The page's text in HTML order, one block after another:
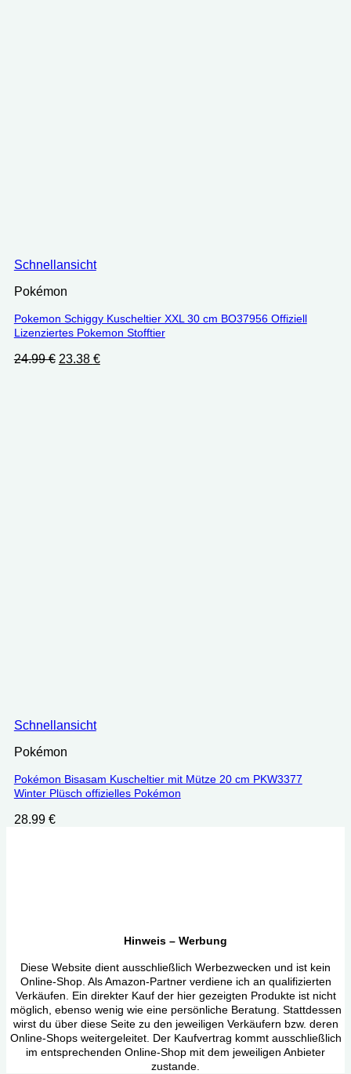
Schnellansicht
Pokémon
Pokemon Schiggy Kuscheltier XXL 30 cm ‎BO37956 Offiziell
Lizenziertes Pokemon Stofftier
24.99€ Ursprünglicher
23.38 €Aktueller
Schnellansicht
Pokémon
Pokémon Bisasam Kuscheltier mit Mütze 20 cm PKW3377
Winter Plüsch offizielles Pokémon
28.99 €
Hinweis – Werbung
Diese Website dient ausschließlich Werbezwecken und ist kein
Online-Shop. Als Amazon-Partner verdiene ich an qualifizierten
Verkäufen. Ein direkter Kauf der hier gezeigten Produkte ist nicht
möglich, ebenso wenig wie eine persönliche Beratung. Stattdessen
wirst du über diese Seite zu den jeweiligen Verkäufern bzw. deren
Online-Shops weitergeleitet. Der Kaufvertrag kommt ausschließlich
im entsprechenden Online-Shop mit dem jeweiligen Anbieter
zustande.